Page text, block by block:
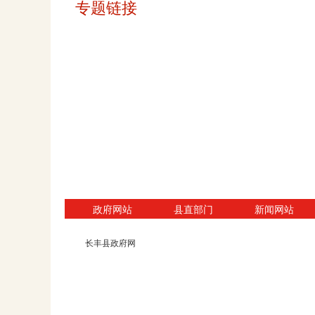
专题链接
政府网站 县直部门 新闻网站
长丰县政府网